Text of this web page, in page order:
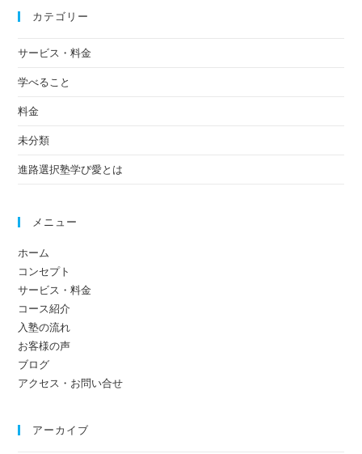
カテゴリー
サービス・料金
学べること
料金
未分類
進路選択塾学び愛とは
メニュー
ホーム
コンセプト
サービス・料金
コース紹介
入塾の流れ
お客様の声
ブログ
アクセス・お問い合せ
アーカイブ